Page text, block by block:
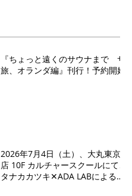
『ちょっと遠くのサウナまで サ
旅、オランダ編』刊行！予約開始
2026年7月4日（土）、大丸東京
店 10F カルチャースクールにて、
タナカカツキ✕ADA LABによるト